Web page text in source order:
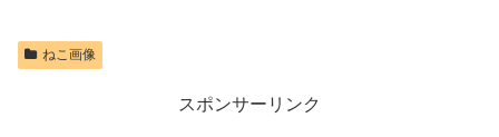
ねこ画像
スポンサーリンク